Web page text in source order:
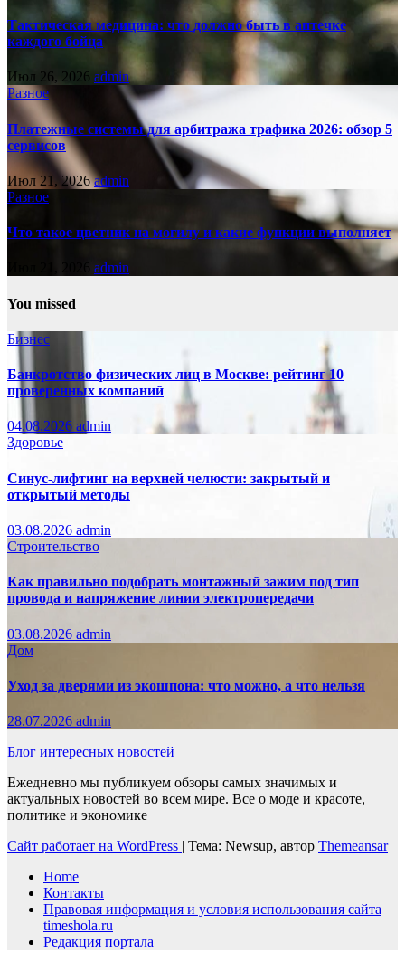
Тактическая медицина: что должно быть в аптечке
каждого бойца
Июл 26, 2026 admin
Разное
Платежные системы для арбитража трафика 2026: обзор 5
сервисов
Июл 21, 2026admin
Разное
Что такое цветник на могилу и какие функции выполняет
admin
You missed
Бизнес
Банкротство физических лиц в Москве: рейтинг 10
проверенных компаний
04.08.2026 admin
Здоровье
Синус-лифтинг на верхней челюсти: закрытый и
открытый методы
03.08.2026 admin
Строительство
Как правильно подобрать монтажный зажим под тип
провода и напряжение линии электропередачи
03.08.2026 admin
Дом
Уход за дверями из экошпона: что можно, а что нельзя
28.07.2026 admin
Блог интересных новостей
Ежедневно мы публикуем обзоры самых значимых и
актуальных новостей во всем мире. Все о моде и красоте,
политике и экономике
Сайт работает на WordPress | Тема: Newsup, автор Themeansar
Home
Контакты
Правовая информация и условия использования сайта
timeshola.ru
Редакция портала